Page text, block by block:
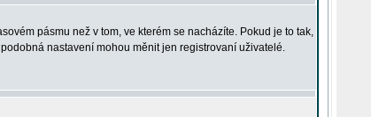
pásmu než v tom, ve kterém se nacházíte. Pokud je to tak,
nastavení mohou měnit jen registrovaní uživatelé.